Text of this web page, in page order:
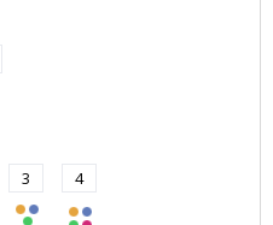
3 4